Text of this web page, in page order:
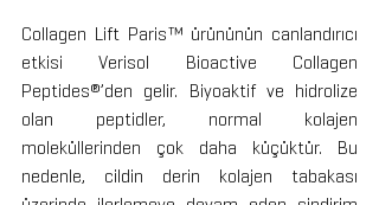
Collagen Lift Paris™ ürününün canlandırıcı
etkisi Verisol Bioactive Collagen
Peptides®’den gelir. Biyoaktif ve hidrolize
olan peptidler, normal kolajen
moleküllerinden çok daha küçüktür. Bu
nedenle, cildin derin kolajen tabakası